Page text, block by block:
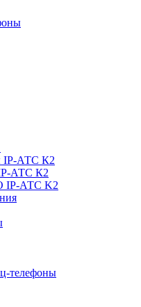
IP-АТС К2
АТС К2
IP-АТС K2
телефоны